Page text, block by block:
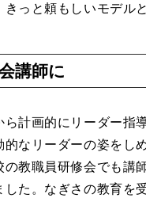
きっと頼もしいモデル
講師に
ら計画的にリーダー指
的なリーダーの姿をし
の教職員研修会でも講
した。なぎさの教育を